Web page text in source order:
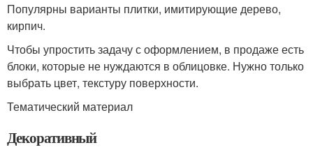
Популярны варианты плитки, имитирующие дерево,
кирпич.
Чтобы упростить задачу с оформлением, в продаже есть
блоки, которые не нуждаются в облицовке. Нужно только
выбрать цвет, текстуру поверхности.
Тематический материал
Декоративный